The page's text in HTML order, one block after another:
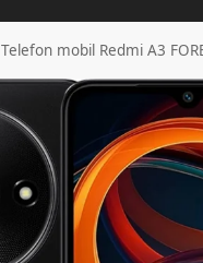
Telefon mobil Redmi A3